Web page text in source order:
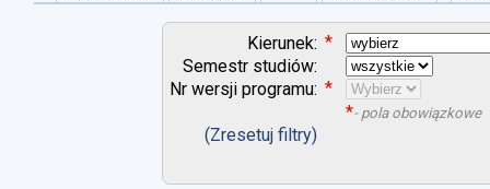
Kierunek: *
Semestr studiów:
Nr wersji programu: *
*- pola obowiązkowe
(Zresetuj filtry)